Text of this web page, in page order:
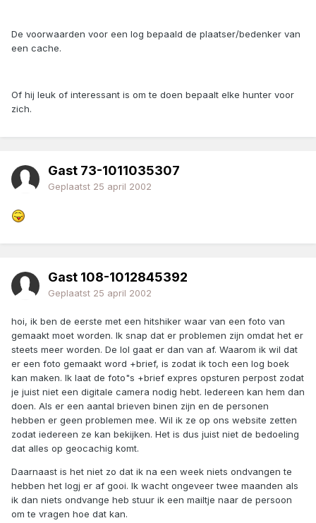
De voorwaarden voor een log bepaald de plaatser/bedenker van
een cache.
Of hij leuk of interessant is om te doen bepaalt elke hunter voor
zich.
Gast 73-1011035307
Geplaatst 25 april 2002
Gast 108-1012845392
Geplaatst 25 april 2002
hoi, ik ben de eerste met een hitshiker waar van een foto van
gemaakt moet worden. Ik snap dat er problemen zijn omdat het er
steets meer worden. De lol gaat er dan van af. Waarom ik wil dat
er een foto gemaakt word +brief, is zodat ik toch een log boek
kan maken. Ik laat de foto"s +brief expres opsturen perpost zodat
je juist niet een digitale camera nodig hebt. Iedereen kan hem dan
doen. Als er een aantal brieven binen zijn en de personen
hebben er geen problemen mee. Wil ik ze op ons website zetten
zodat iedereen ze kan bekijken. Het is dus juist niet de bedoeling
dat alles op geocachig komt.
Daarnaast is het niet zo dat ik na een week niets ondvangen te
hebben het logj er af gooi. Ik wacht ongeveer twee maanden als
ik dan niets ondvange heb stuur ik een mailtje naar de persoon
om te vragen hoe dat kan.